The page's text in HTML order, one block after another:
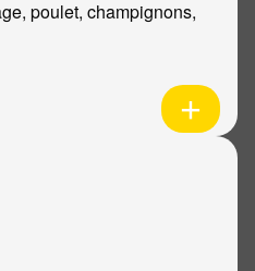
poulet, champignons,